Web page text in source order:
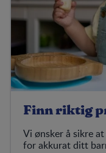
Finn riktig
Vi ønsker å sikre
for akkurat ditt